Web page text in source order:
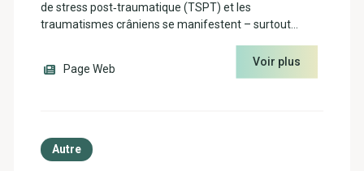
de stress post‑traumatique (TSPT) et les
traumatismes crâniens se manifestent – surtout…
Page Web
Voir plus
Autre